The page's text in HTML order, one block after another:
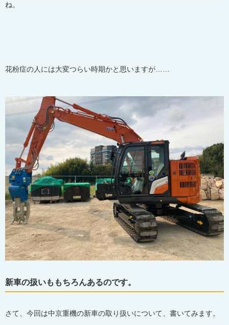
ね。
花粉症の人には大変つらい時期かと思いますが……
新車の扱いももちろんあるのです。
さて、今回は中京重機の新車の取り扱いについて、書いてみます。